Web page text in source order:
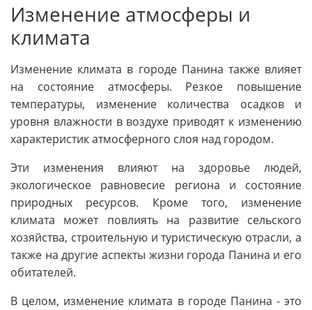
Изменение атмосферы и
климата
Изменение климата в городе Панина также влияет
на состояние атмосферы. Резкое повышение
температуры, изменение количества осадков и
уровня влажности в воздухе приводят к изменению
характеристик атмосферного слоя над городом.
Эти изменения влияют на здоровье людей,
экологическое равновесие региона и состояние
природных ресурсов. Кроме того, изменение
климата может повлиять на развитие сельского
хозяйства, строительную и туристическую отрасли, а
также на другие аспекты жизни города Панина и его
обитателей.
В целом, изменение климата в городе Панина - это